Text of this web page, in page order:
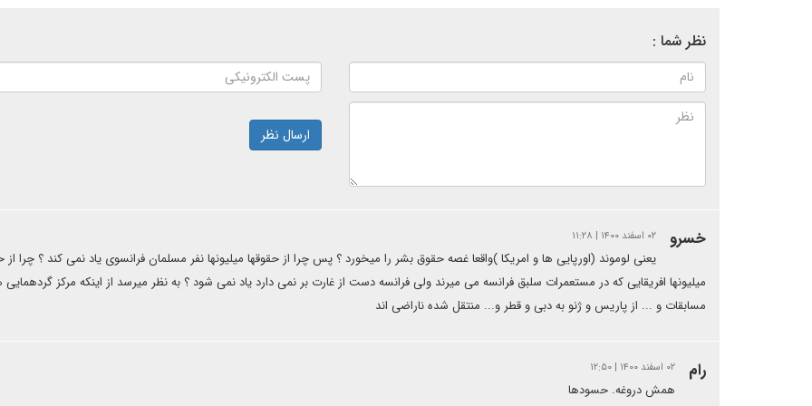
نظر شما :
ارسال نظر
خسرو ۰۲ اسفند ۱۴۰۰ | ۱۱:۲۸
یعنی لوموند (اورپایی ها و امریکا )واقعا غصه حقوق بشر را میخورد ؟ پس چرا از حقوقها میلیونها نفر مسلمان فرانسوی یاد نمی کند ؟ چرا
میلیونها افریقایی که در مستعمرات سلبق فرانسه می میرند ولی فرانسه دست از غارت بر نمی دارد یاد نمی شود ؟ به نظر میرسد از اینکه مرکز گردهمایی
مسابقات و ... از پاریس و ژنو به دبی و قطر و... منتقل شده ناراضی اند
رام ۰۲ اسفند ۱۴۰۰ | ۱۲:۵۰
همش دروغه. حسودها